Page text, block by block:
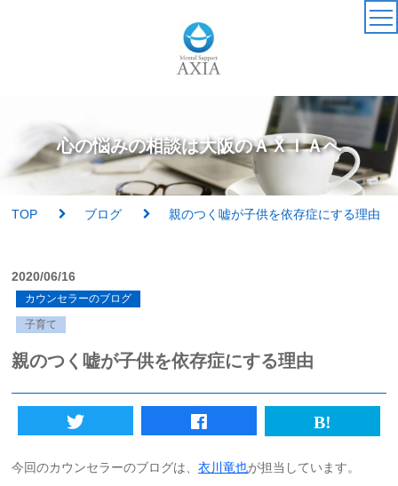
カウンセラー
アクセス・受付時間
心理検査
実績紹介
初めての方へ
法人様向けサービス
心の悩みの相談は大阪のＡＸＩＡへ
TOP ブログ 親のつく嘘が子供を依存症にする理由
2020/06/16
カウンセラーのブログ
子育て
親のつく嘘が子供を依存症にする理由
今回のカウンセラーのブログは、衣川竜也が担当しています。